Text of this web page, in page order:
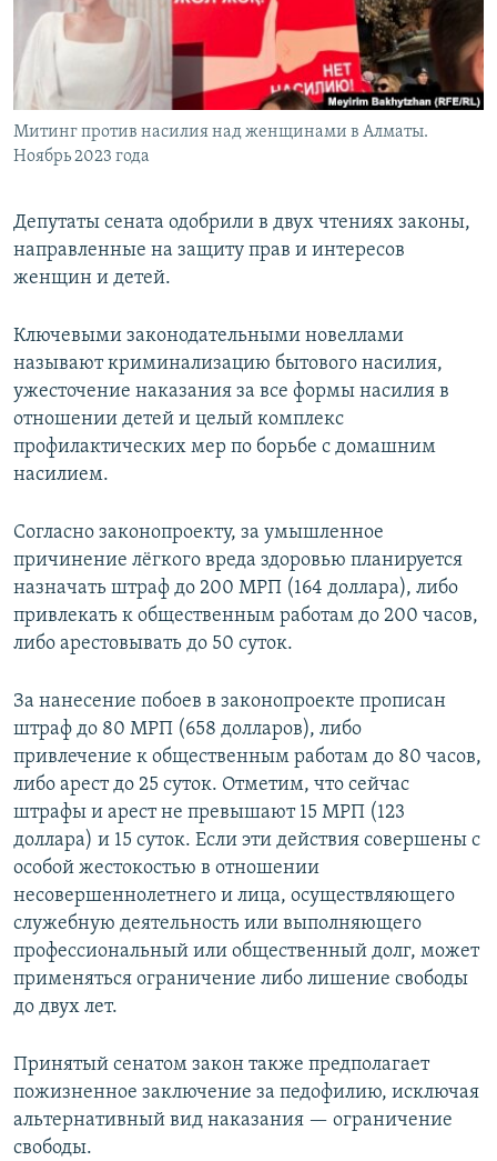
Митинг против насилия над женщинами в Алматы.
Ноябрь 2023 года
Депутаты сената одобрили в двух чтениях законы,
направленные на защиту прав и интересов
женщин и детей.
Ключевыми законодательными новеллами
называют криминализацию бытового насилия,
ужесточение наказания за все формы насилия в
отношении детей и целый комплекс
профилактических мер по борьбе с домашним
насилием.
Согласно законопроекту, за умышленное
причинение лёгкого вреда здоровью планируется
назначать штраф до 200 МРП (164 доллара), либо
привлекать к общественным работам до 200 часов,
либо арестовывать до 50 суток.
За нанесение побоев в законопроекте прописан
штраф до 80 МРП (658 долларов), либо
привлечение к общественным работам до 80 часов,
либо арест до 25 суток. Отметим, что сейчас
штрафы и арест не превышают 15 МРП (123
доллара) и 15 суток. Если эти действия совершены с
особой жестокостью в отношении
несовершеннолетнего и лица, осуществляющего
служебную деятельность или выполняющего
профессиональный или общественный долг, может
применяться ограничение либо лишение свободы
до двух лет.
Принятый сенатом закон также предполагает
пожизненное заключение за педофилию, исключая
альтернативный вид наказания — ограничение
свободы.